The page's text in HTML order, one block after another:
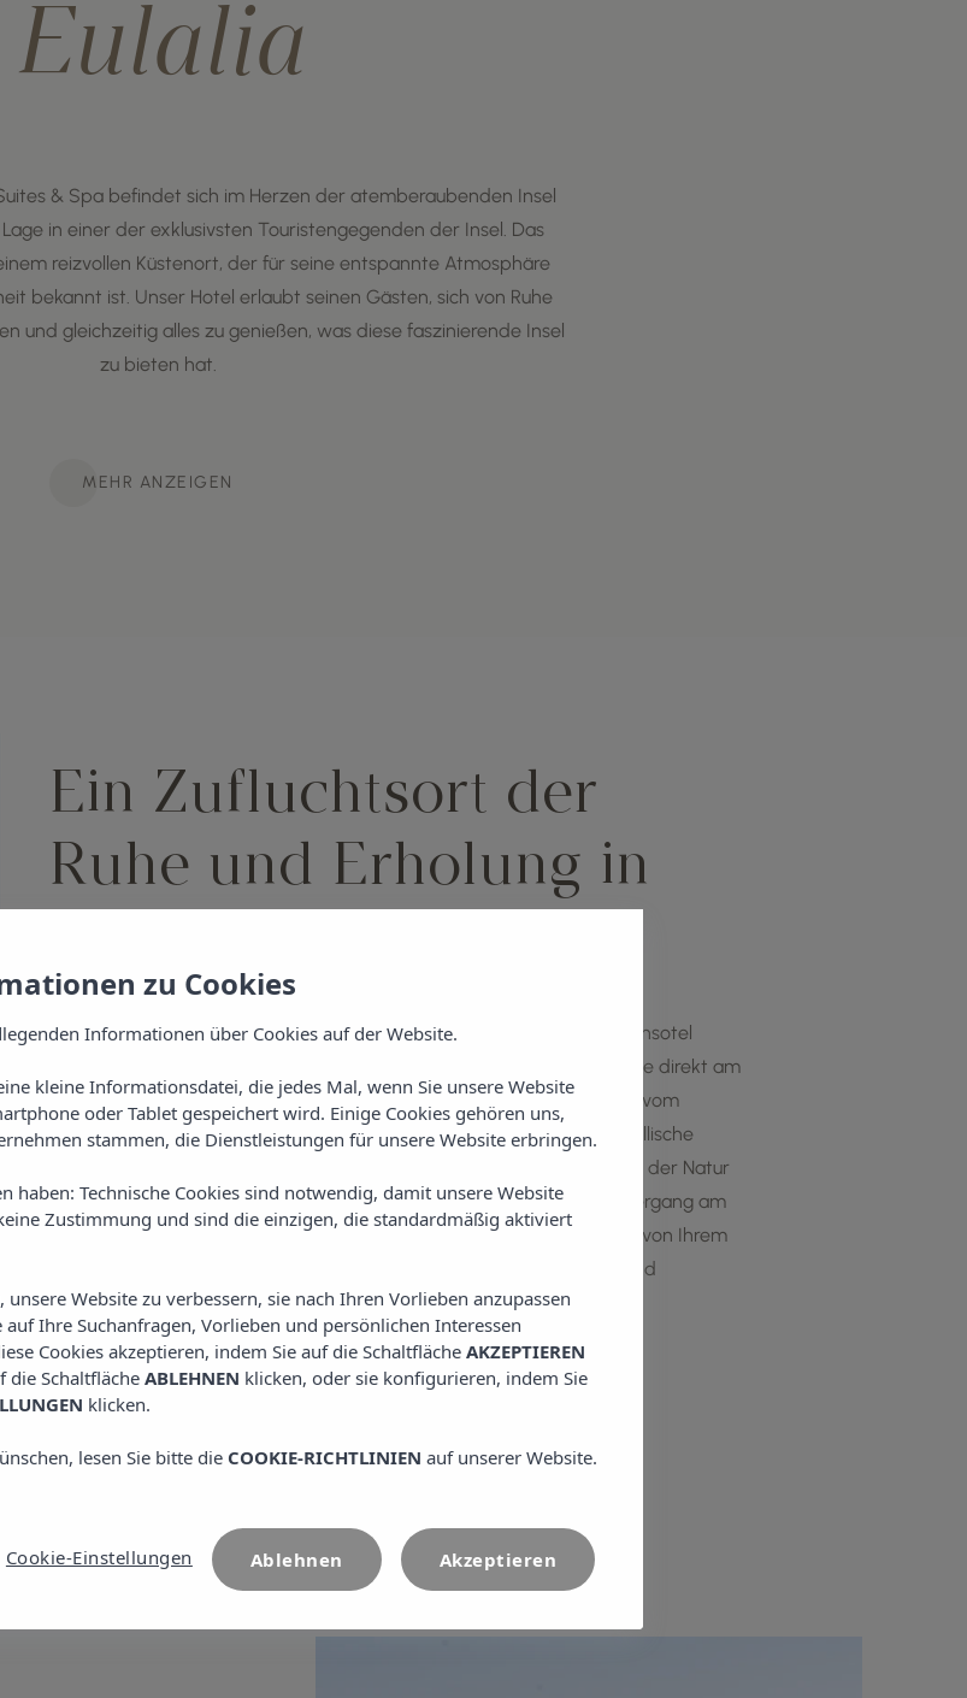
Eulalia
& Spa befindet sich im Herzen der atemberaubenden Insel
in einer der exklusivsten Touristengegenden der Insel. Das
reizvollen Küstenort, der für seine entspannte Atmosphäre
bekannt ist. Unser Hotel erlaubt seinen Gästen, sich von Ruhe
und gleichzeitig alles zu genießen, was diese faszinierende Insel
zu bieten hat.
MEHR ANZEIGEN
Ein Zufluchtsort der
Ruhe und Erholung in
Für diejenigen, die der Hektik des Alltags entfliehen möchten, ist das Insotel
Fenicia Prestige Suites & Spa der perfekte Rückzugsort. Mit seiner Lage direkt am
Strand, neben dem ruhigen Fluss Santa Eulalia und nur wenige Meter vom
schönen Strand von Santa Eulalia entfernt, bietet unser Hotel eine idyllische
Umgebung, in der sich die Gäste entspannen, erholen und wieder mit der Natur
verbinden können. Ob Sie bei Sonnenuntergang einen ruhigen Spaziergang am
Strand unternehmen oder einfach nur die atemberaubende Aussicht von Ihrem
Zimmer aus genießen, jeder Moment in unserem Hotel ist von Ruhe und
Gelassenheit geprägt.
WEITERE INFORMATIONEN ANZEIGEN
zu Cookies
Informationen über Cookies auf der Website.
kleine Informationsdatei, die jedes Mal, wenn Sie unsere Website
oder Tablet gespeichert wird. Einige Cookies gehören uns,
stammen, die Dienstleistungen für unsere Website erbringen.
haben: Technische Cookies sind notwendig, damit unsere Website
Zustimmung und sind die einzigen, die standardmäßig aktiviert
Website zu verbessern, sie nach Ihren Vorlieben anzupassen
Ihre Suchanfragen, Vorlieben und persönlichen Interessen
Cookies akzeptieren, indem Sie auf die Schaltfläche AKZEPTIEREN
die Schaltfläche ABLEHNEN klicken, oder sie konfigurieren, indem Sie
klicken.
lesen Sie bitte die COOKIE-RICHTLINIEN auf unserer Website.
Cookie-Einstellungen Ablehnen Akzeptieren